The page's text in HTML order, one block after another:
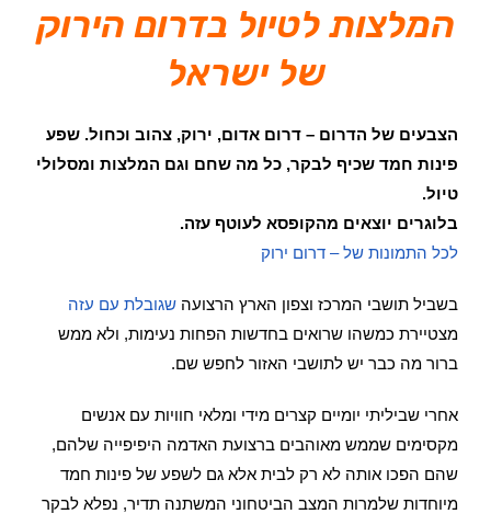
המלצות לטיול בדרום הירוק
של ישראל
הצבעים של הדרום – דרום אדום, ירוק, צהוב וכחול. שפע
פינות חמד שכיף לבקר, כל מה שחם וגם המלצות ומסלולי
טיול.
בלוגרים יוצאים מהקופסא לעוטף עזה.
לכל התמונות של – דרום ירוק
בשביל תושבי המרכז וצפון הארץ הרצועה שגובלת עם עזה
מצטיירת כמשהו שרואים בחדשות הפחות נעימות, ולא ממש
ברור מה כבר יש לתושבי האזור לחפש שם.
אחרי שביליתי יומיים קצרים מידי ומלאי חוויות עם אנשים
מקסימים שממש מאוהבים ברצועת האדמה היפיפייה שלהם,
שהם הפכו אותה לא רק לבית אלא גם לשפע של פינות חמד
מיוחדות שלמרות המצב הביטחוני המשתנה תדיר, נפלא לבקר